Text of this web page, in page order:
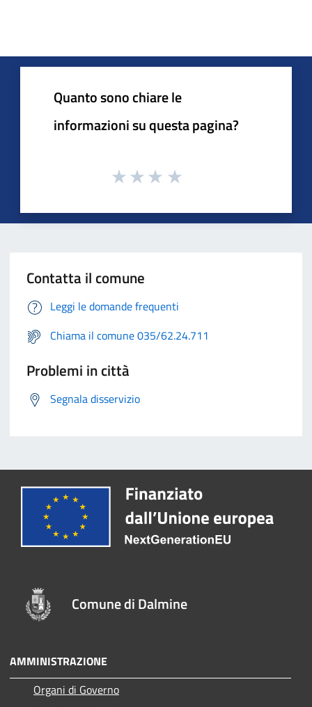
Quanto sono chiare le
informazioni su questa pagina?
Contatta il comune
Leggi le domande frequenti
Chiama il comune 035/62.24.711
Problemi in città
Segnala disservizio
Comune di Dalmine
AMMINISTRAZIONE
Organi di Governo